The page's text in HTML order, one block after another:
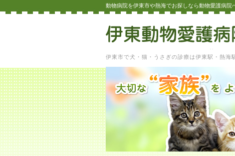
動物病院を伊東市や熱海でお探しなら動物愛護病院
伊東市で犬・猫・うさぎの診療は伊東駅・熱海